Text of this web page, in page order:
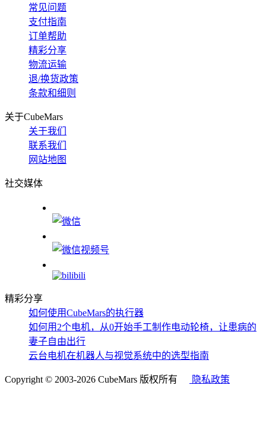
常见问题
支付指南
订单帮助
精彩分享
物流运输
退/换货政策
条款和细则
关于CubeMars
关于我们
联系我们
网站地图
社交媒体
精彩分享
如何使用CubeMars的执行器
如何用2个电机，从0开始手工制作电动轮椅，让患病的
妻子自由出行
云台电机在机器人与视觉系统中的选型指南
Copyright © 2003-2026 CubeMars 版权所有 隐私政策